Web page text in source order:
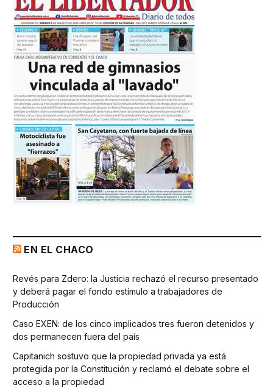
EN EL CHACO
Revés para Zdero: la Justicia rechazó el recurso presentado
y deberá pagar el fondo estímulo a trabajadores de
Producción
Caso EXEN: de los cinco implicados tres fueron detenidos y
dos permanecen fuera del país
Capitanich sostuvo que la propiedad privada ya está
protegida por la Constitución y reclamó el debate sobre el
acceso a la propiedad